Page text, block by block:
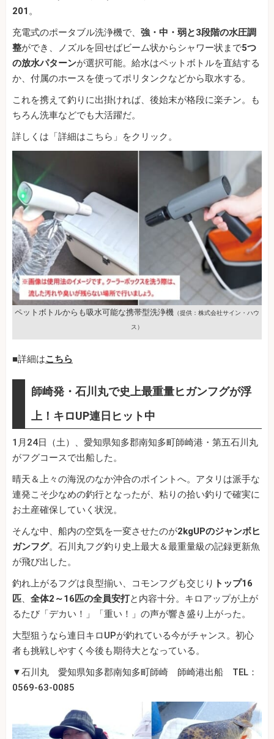
201 。
充電式のポータブル洗浄機で、 強・中・弱と3段階の水圧調
整ができ、ノズルを回せばビーム状からシャワー状まで5つ
の放水パターンが選択可能。給水はペットボトルを直結する
か、付属のホースを使ってポリタンクなどから取水する。
これを携えて釣りに出掛ければ、後始末が格段に楽チン。も
ちろん洗車などでも大活躍だ。
詳しくは「詳細はこちら」をクリック。
ペットボトルからも吸水可能な携帯型洗浄機 （提供：株式会社サイン・ハウ
ス）
■詳細はこちら
師崎発・石川丸で史上最重量ヒガンフグが浮
上！キロUP連日ヒット中
1月24日（土）、愛知県知多郡南知多町師崎港・第五石川丸
がフグコースで出船した。
晴天＆上々の海況のなか沖合のポイントへ。アタリは派手な
連発こそ少なめの釣行となったが、粘りの拾い釣りで確実に
お土産確保していく状況。
そんな中、船内の空気を一変させたのが2kgUPのジャンボヒ
ガンフグ。石川丸フグ釣り史上最大＆最重量級の記録更新魚
が飛び出した。
釣れ上がるフグは良型揃い、コモンフグも交じり トップ16
匹、 全体2～16匹の全員安打と内容十分。キロアップが上が
るたび「デカい！」「重い！」の声が響き盛り上がった。
大型狙うなら連日キロUPが釣れている今がチャンス。初心
者も挑戦しやすく今後も期待大となっている。
▼石川丸 愛知県知多郡南知多町師崎 師崎港出船 TEL：
0569-63-0085